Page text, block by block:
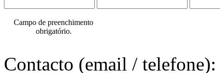
Campo de preenchimento
obrigatório.
Contacto (email /